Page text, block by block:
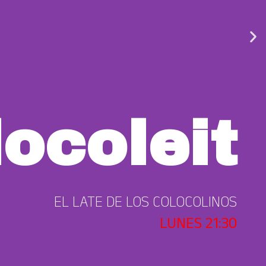
EL LATE DE LOS COLOCOLINOS
LUNES 21:30